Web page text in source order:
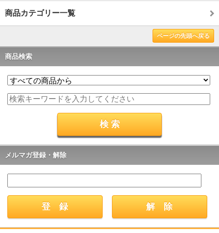
商品カテゴリー一覧
ページの先頭へ戻る
商品検索
メルマガ登録・解除